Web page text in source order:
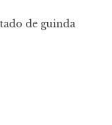
de guinda